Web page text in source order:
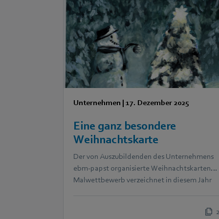
Unternehmen |17. Dezember 2025
Eine ganz besondere
Weihnachtskarte
Der von Auszubildenden des Unternehmens
ebm‑papst organisierte Weihnachtskarten-
Malwettbewerb verzeichnet in diesem Jahr
2